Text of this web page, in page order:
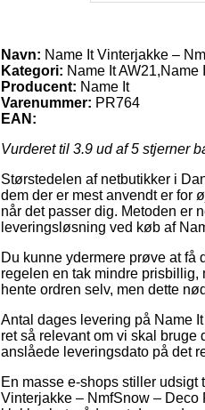
Navn: Name It Vinterjakke –
Kategori: Name It
Producent: Name It
Varenummer: PR764
EAN:
Vurderet til 3.9 ud af 5 stjerner
Størstedelen af netbutikker i
dem der er mest anvendt er for
når det passer dig. Metoden er
leveringsløsning ved køb af
Du kunne ydermere prøve at få
regelen en tak mindre
hente ordren selv, men dette
Antal dages levering på Name
ret så relevant om vi skal bruge
anslåede leveringsdato på det
En masse e-shops stiller
Vinterjakke – NmfSnow – Deco